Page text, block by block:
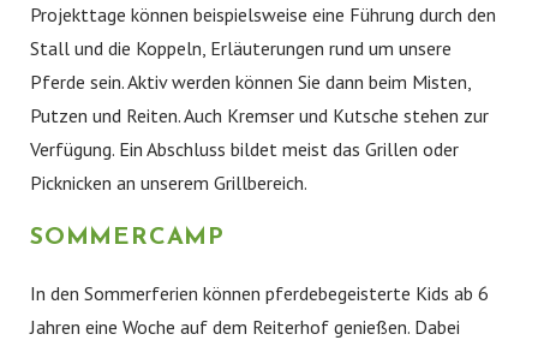
Projekttage können beispielsweise eine Führung durch den
Stall und die Koppeln, Erläuterungen rund um unsere
Pferde sein. Aktiv werden können Sie dann beim Misten,
Putzen und Reiten. Auch Kremser und Kutsche stehen zur
Verfügung. Ein Abschluss bildet meist das Grillen oder
Picknicken an unserem Grillbereich.
SOMMERCAMP
In den Sommerferien können pferdebegeisterte Kids ab 6
Jahren eine Woche auf dem Reiterhof genießen. Dabei